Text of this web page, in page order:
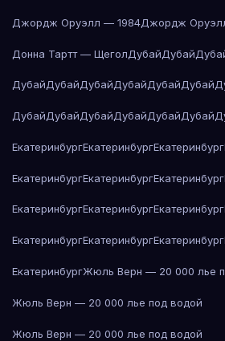
Джордж Оруэлл — 1984Джордж
Донна Тартт — ЩеголДубайДубай
ДубайДубайДубайДубайДубайДубай
ДубайДубайДубайДубайДубайДубай
ЕкатеринбургЕкатеринбургЕкатеринбург
ЕкатеринбургЕкатеринбургЕкатеринбург
ЕкатеринбургЕкатеринбургЕкатеринбург
ЕкатеринбургЕкатеринбургЕкатеринбург
ЕкатеринбургЖюль Верн — 20 000 лье
Жюль Верн — 20 000 лье под водой
Жюль Верн — 20 000 лье под водой